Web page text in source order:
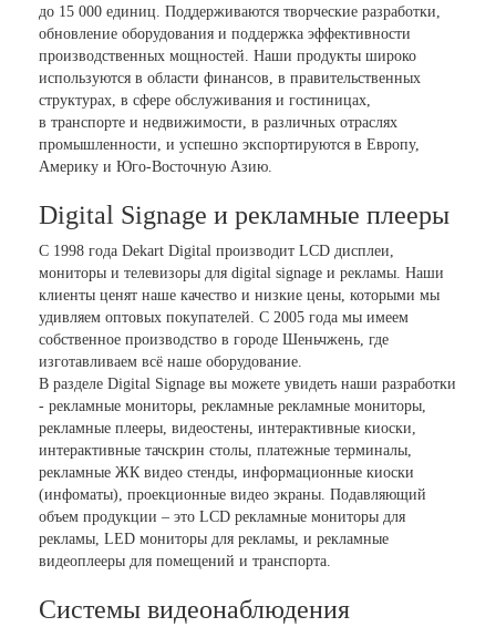
до 15 000 единиц. Поддерживаются творческие разработки,
обновление оборудования и поддержка эффективности
производственных мощностей. Наши продукты широко
используются в области финансов, в правительственных
структурах, в сфере обслуживания и гостиницах,
в транспорте и недвижимости, в различных отраслях
промышленности, и успешно экспортируются в Европу,
Америку и Юго-Восточную Азию.
Digital Signage и рекламные плееры
С 1998 года Dekart Digital производит LCD дисплеи,
мониторы и телевизоры для digital signage и рекламы. Наши
клиенты ценят наше качество и низкие цены, которыми мы
удивляем оптовых покупателей. С 2005 года мы имеем
собственное производство в городе Шеньчжень, где
изготавливаем всё наше оборудование.
В разделе Digital Signage вы можете увидеть наши разработки
- рекламные мониторы, рекламные рекламные мониторы,
рекламные плееры, видеостены, интерактивные киоски,
интерактивные тачскрин столы, платежные терминалы,
рекламные ЖК видео стенды, информационные киоски
(инфоматы), проекционные видео экраны. Подавляющий
объем продукции – это LCD рекламные мониторы для
рекламы, LED мониторы для рекламы, и рекламные
видеоплееры для помещений и транспорта.
Системы видеонаблюдения